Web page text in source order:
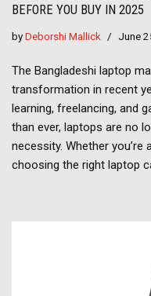
BEFORE YOU BUY IN 2025
byDeborshi Mallick June
The Bangladeshi laptop
transformation in recent
learning, freelancing, and
than ever, laptops are no
necessity. Whether
choosing the right laptop